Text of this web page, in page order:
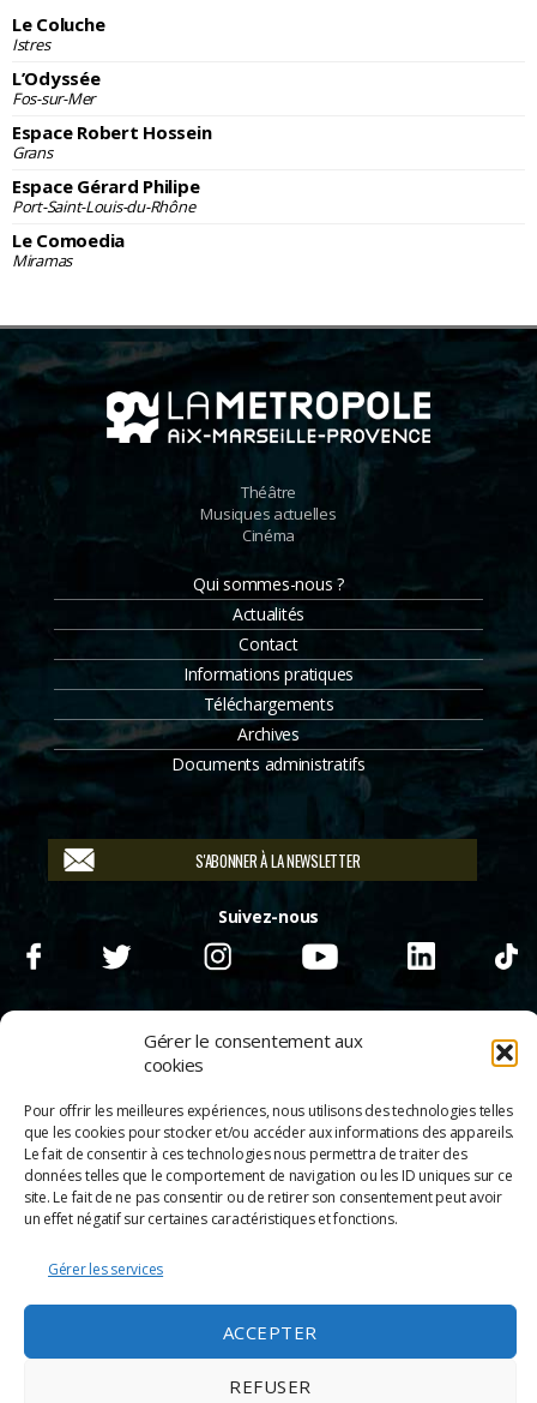
Gérer le consentement aux
cookies
Pour offrir les meilleures expériences, nous utilisons des technologies telles
que les cookies pour stocker et/ou accéder aux informations des appareils.
Le fait de consentir à ces technologies nous permettra de traiter des
données telles que le comportement de navigation ou les ID uniques sur ce
site. Le fait de ne pas consentir ou de retirer son consentement peut avoir
un effet négatif sur certaines caractéristiques et fonctions.
Gérer les services
ACCEPTER
REFUSER
Le Coluche
Istres
L’Odyssée
Fos-sur-Mer
Espace Robert Hossein
Grans
Espace Gérard Philipe
Port-Saint-Louis-du-Rhône
Le Comoedia
Miramas
Théâtre
Musiques actuelles
Cinéma
Qui sommes-nous ?
Actualités
Contact
Informations pratiques
Téléchargements
Archives
Documents administratifs
S'ABONNER À LA NEWSLETTER
Suivez-nous
Mentions légales
Politique de confidentialité
Appels d’offre
Partenaires